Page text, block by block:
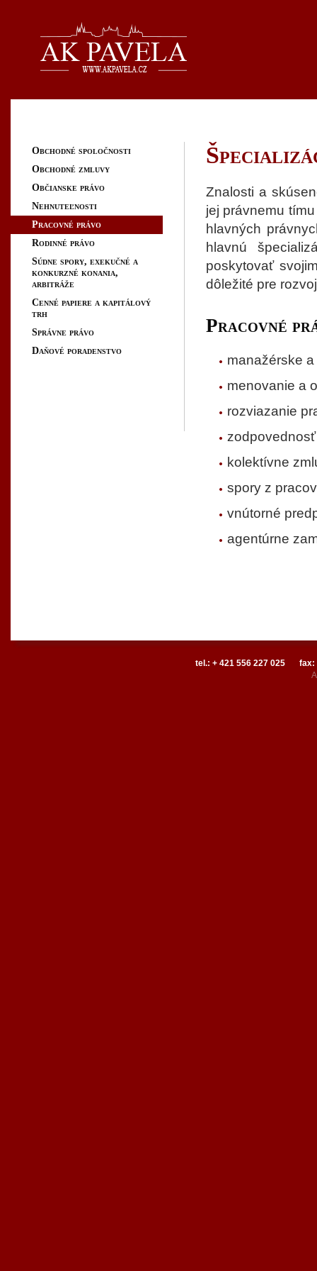
Obchodné spoločnosti
Obchodné zmluvy
Občianske právo
Nehnuteľnosti
Pracovné právo
Rodinné právo
Súdne spory, exekučné a
konkurzné konania,
arbitráže
Cenné papiere a kapitálový
trh
Správne právo
Daňové poradenstvo
Znalosti a
jej právnemu
hlavných
hlavnú
poskytovať
dôležité pre
Pracovné
manažérske
menovanie a
rozviazanie
kolektívne
spory z
vnútorné
agentúrne
tel.: + 421 556 227 025
fax: